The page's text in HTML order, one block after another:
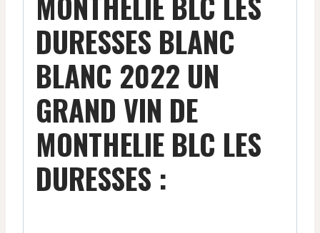
DURESSES BLANC
BLANC 2022 UN
GRAND VIN DE
MONTHELIE BLC LES
DURESSES :